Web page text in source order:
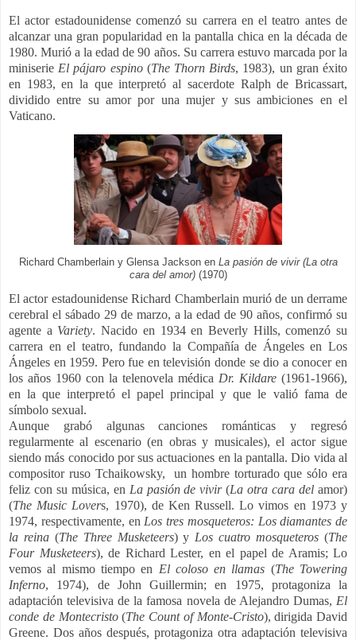
El actor estadounidense comenzó su carrera en el teatro antes de
alcanzar una gran popularidad en la pantalla chica en la década de
1980. Murió a la edad de 90 años. Su carrera estuvo marcada por la
miniserie El pájaro espino (The Thorn Birds, 1983), un gran éxito
en 1983, en la que interpretó al sacerdote Ralph de Bricassart,
dividido entre su amor por una mujer y sus ambiciones en el
Vaticano.
Richard Chamberlain y Glensa Jackson en La pasión de vivir (La otra
cara del amor)(1970)
El actor estadounidense Richard Chamberlain murió de un derrame
cerebral el sábado 29 de marzo, a la edad de 90 años, confirmó su
agente a Variety. Nacido en 1934 en Beverly Hills, comenzó su
carrera en el teatro, fundando la Compañía de Ángeles en Los
Ángeles en 1959. Pero fue en televisión donde se dio a conocer en
los años 1960 con la telenovela médica Dr. Kildare (1961-1966),
en la que interpretó el papel principal y que le valió fama de
símbolo sexual.
Aunque grabó algunas canciones románticas y regresó
regularmente al escenario (en obras y musicales), el actor sigue
siendo más conocido por sus actuaciones en la pantalla. Dio vida al
compositor ruso Tchaikowsky, un hombre torturado que sólo era
feliz con su música, en La pasión de vivir(La otra cara delamor)
(The Music Lovers, 1970), de Ken Russell. Lo vimos en 1973 y
1974, respectivamente, en Los tres mosqueteros: Los diamantes de
la reina(The Three Musketeers) y Los cuatro mosqueteros (The
Four Musketeers), de Richard Lester, en el papel de Aramis; Lo
vemos al mismo tiempo en El coloso en llamas (The Towering
Inferno, 1974), de John Guillermin; en 1975, protagoniza la
adaptación televisiva de la famosa novela de Alejandro Dumas, El
conde de Montecristo(The Count of Monte-Cristo), dirigida David
Greene. Dos años después, protagoniza otra adaptación televisiva